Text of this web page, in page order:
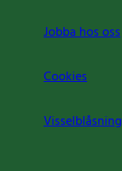
Jobba hos oss
Cookies
Visselblåsning